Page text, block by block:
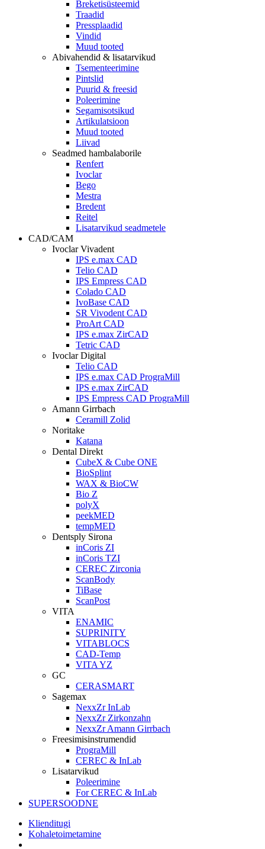
Breketisüsteemid
Traadid
Pressplaadid
Vindid
Muud tooted
Abivahendid & lisatarvikud
Tsementeerimine
Pintslid
Puurid & freesid
Poleerimine
Segamisotsikud
Artikulatsioon
Muud tooted
Liivad
Seadmed hambalaborile
Renfert
Ivoclar
Bego
Mestra
Bredent
Reitel
Lisatarvikud seadmetele
CAD/CAM
Ivoclar Vivadent
IPS e.max CAD
Telio CAD
IPS Empress CAD
Colado CAD
IvoBase CAD
SR Vivodent CAD
ProArt CAD
IPS e.max ZirCAD
Tetric CAD
Ivoclar Digital
Telio CAD
IPS e.max CAD PrograMill
IPS e.max ZirCAD
IPS Empress CAD PrograMill
Amann Girrbach
Ceramill Zolid
Noritake
Katana
Dental Direkt
CubeX & Cube ONE
BioSplint
WAX & BioCW
Bio Z
polyX
peekMED
tempMED
Dentsply Sirona
inCoris ZI
inCoris TZI
CEREC Zirconia
ScanBody
TiBase
ScanPost
VITA
ENAMIC
SUPRINITY
VITABLOCS
CAD-Temp
VITA YZ
GC
CERASMART
Sagemax
NexxZr InLab
NexxZr Zirkonzahn
NexxZr Amann Girrbach
Freesimisinstrumendid
PrograMill
CEREC & InLab
Lisatarvikud
Poleerimine
For CEREC & InLab
SUPERSOODNE
Klienditugi
Kohaletoimetamine